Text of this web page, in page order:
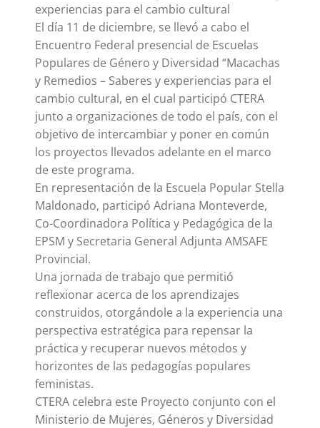
experiencias para el cambio cultural
El día 11 de diciembre, se llevó a cabo el
Encuentro Federal presencial de Escuelas
Populares de Género y Diversidad “Macachas
y Remedios – Saberes y experiencias para el
cambio cultural, en el cual participó CTERA
junto a organizaciones de todo el país, con el
objetivo de intercambiar y poner en común
los proyectos llevados adelante en el marco
de este programa.
En representación de la Escuela Popular Stella
Maldonado, participó Adriana Monteverde,
Co-Coordinadora Política y Pedagógica de la
EPSM y Secretaria General Adjunta AMSAFE
Provincial.
Una jornada de trabajo que permitió
reflexionar acerca de los aprendizajes
construidos, otorgándole a la experiencia una
perspectiva estratégica para repensar la
práctica y recuperar nuevos métodos y
horizontes de las pedagogías populares
feministas.
CTERA celebra este Proyecto conjunto con el
Ministerio de Mujeres, Géneros y Diversidad